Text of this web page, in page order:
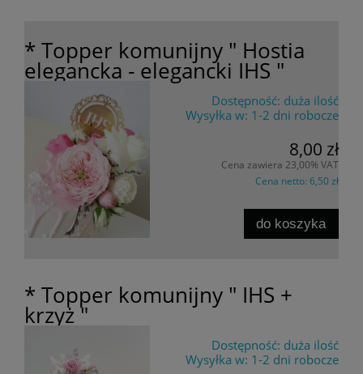
* Topper komunijny " Hostia
elegancka - elegancki IHS "
Dostępność: duża ilość
Wysyłka w: 1-2 dni robocze
8,00 zł
Cena zawiera 23,00% VAT
Cena netto: 6,50 zł
do koszyka
* Topper komunijny " IHS +
krzyż "
Dostępność: duża ilość
Wysyłka w: 1-2 dni robocze